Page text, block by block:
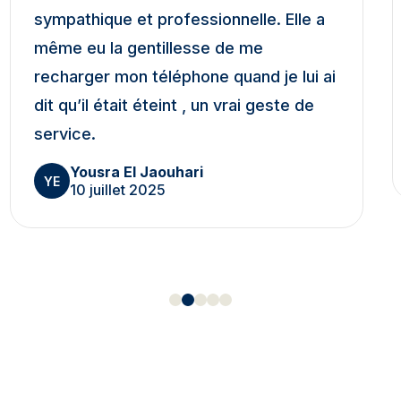
sympathique et professionnelle. Elle a
même eu la gentillesse de me
recharger mon téléphone quand je lui ai
dit qu’il était éteint , un vrai geste de
service.
YE
Yousra El Jaouhari
10 juillet 2025